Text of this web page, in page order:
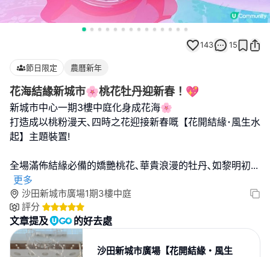
143 15
節日限定 農曆新年
花海結緣新城市🌸桃花牡丹迎新春！💖
新城市中心一期3樓中庭化身成花海🌸
打造成以桃粉漫天､四時之花迎接新春嘅【花開結緣･風生水
起】主題裝置!
全場滿佈結緣必備的嬌艷桃花､華貴浪漫的牡丹､如黎明初...
更多
沙田新城市廣場1期3樓中庭
評分
文章提及 的好去處
沙田新城市廣場【花開結緣・風生